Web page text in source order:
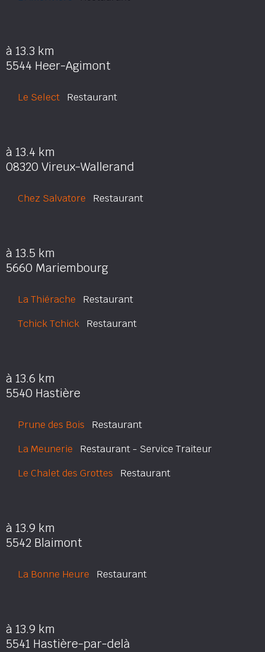
à 13.3 km
5544 Heer-Agimont
Le Select Restaurant
à 13.4 km
08320 Vireux-Wallerand
Chez Salvatore Restaurant
à 13.5 km
5660 Mariembourg
La Thiérache Restaurant
Tchick Tchick Restaurant
à 13.6 km
5540 Hastière
Prune des Bois Restaurant
La Meunerie Restaurant - Service Traiteur
Le Chalet des Grottes Restaurant
à 13.9 km
5542 Blaimont
La Bonne Heure Restaurant
à 13.9 km
5541 Hastière-par-delà